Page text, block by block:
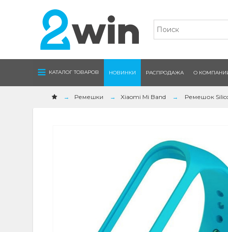
КАТАЛОГ ТОВАРОВ НОВИНКИ РАСПРОДАЖА О
Ремешки Xiaomi Mi Band Ремешок